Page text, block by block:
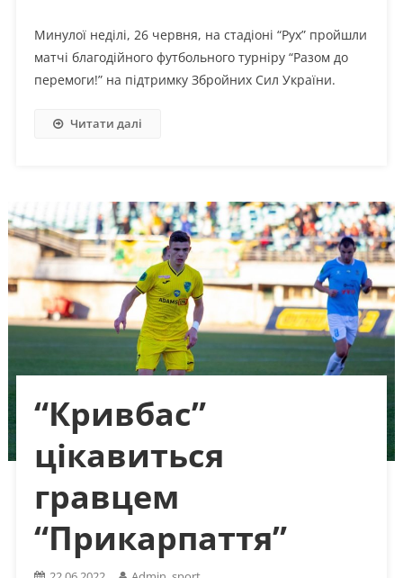
Минулої неділі, 26 червня, на стадіоні “Рух” пройшли
матчі благодійного футбольного турніру “Разом до
перемоги!” на підтримку Збройних Сил України.
Читати далі
“Кривбас”
цікавиться
гравцем
“Прикарпаття”